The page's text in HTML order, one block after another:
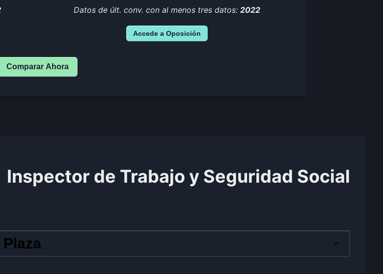
Datos de últ. conv. con al menos tres datos: 2022
Accede a Oposición
Comparar Ahora
Inspector de Trabajo y Seguridad Social